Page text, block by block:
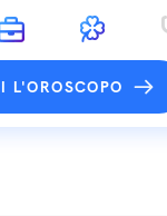
L'OROSCOPO